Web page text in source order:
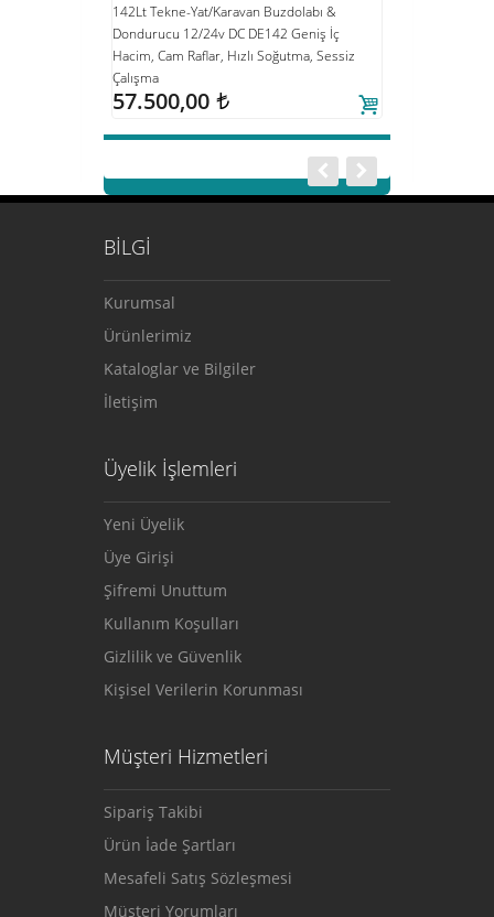
142Lt Tekne-Yat/Karavan Buzdolabı &
Dondurucu 12/24v DC DE142 Geniş İç
Hacim, Cam Raflar, Hızlı Soğutma, Sessiz
Çalışma
57.500,00 t
BİLGİ
Kurumsal
Ürünlerimiz
Kataloglar ve Bilgiler
İletişim
Üyelik İşlemleri
Yeni Üyelik
Üye Girişi
Şifremi Unuttum
Kullanım Koşulları
Gizlilik ve Güvenlik
Kişisel Verilerin Korunması
Müşteri Hizmetleri
Sipariş Takibi
Ürün İade Şartları
Mesafeli Satış Sözleşmesi
Müşteri Yorumları